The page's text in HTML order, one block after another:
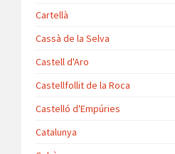
Cartellà
Cassà de la Selva
Castell d'Aro
Castellfollit de la Roca
Castelló d'Empúries
Catalunya